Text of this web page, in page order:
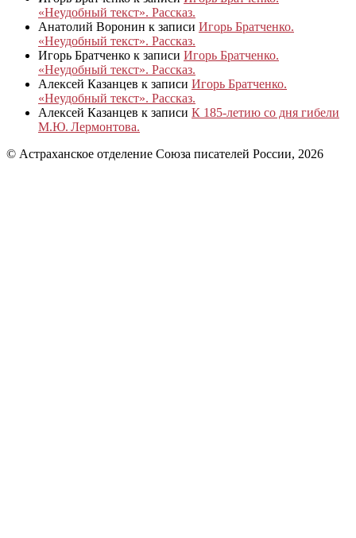
«Неудобный текст». Рассказ.
Анатолий Воронин к записи Игорь Братченко.
«Неудобный текст». Рассказ.
Игорь Братченко к записи Игорь Братченко.
«Неудобный текст». Рассказ.
Алексей Казанцев к записи Игорь Братченко.
«Неудобный текст». Рассказ.
Алексей Казанцев к записи К 185‑летию со дня гибели
М.Ю. Лермонтова.
© Астраханское отделение Союза писателей России, 2026